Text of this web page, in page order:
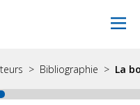
Bibliographie La